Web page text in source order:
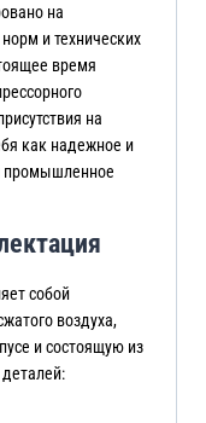
на
и технических
время
на
как надежное и
промышленное
собой
воздуха,
и состоящую из